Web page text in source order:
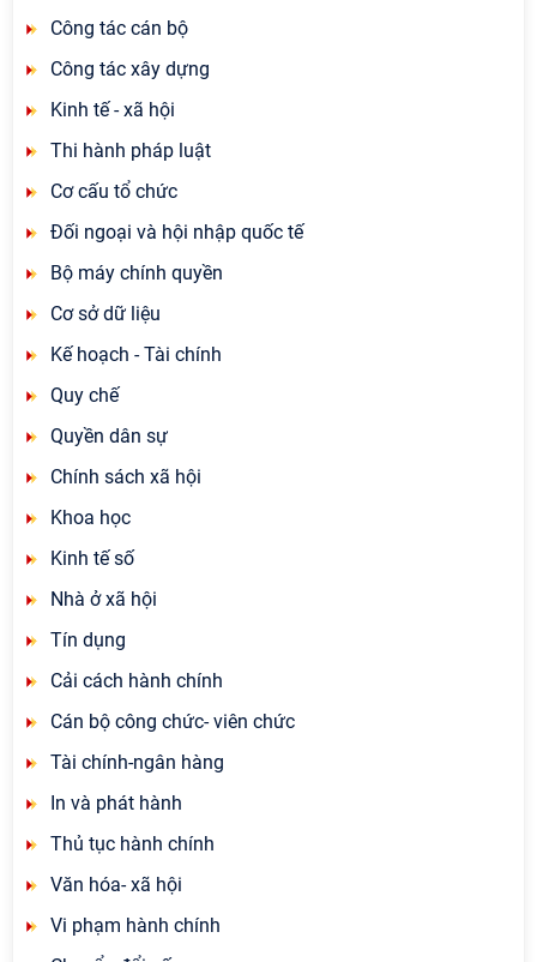
Công tác cán bộ
Công tác xây dựng
Kinh tế - xã hội
Thi hành pháp luật
Cơ cấu tổ chức
Đối ngoại và hội nhập quốc tế
Bộ máy chính quyền
Cơ sở dữ liệu
Kế hoạch - Tài chính
Quy chế
Quyền dân sự
Chính sách xã hội
Khoa học
Kinh tế số
Nhà ở xã hội
Tín dụng
Cải cách hành chính
Cán bộ công chức- viên chức
Tài chính-ngân hàng
In và phát hành
Thủ tục hành chính
Văn hóa- xã hội
Vi phạm hành chính